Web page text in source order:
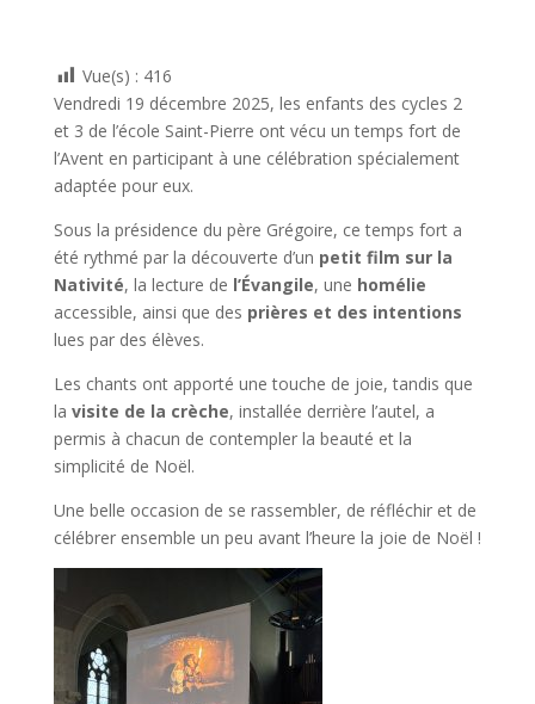
Vue(s) : 416
Vendredi 19 décembre 2025, les enfants des cycles 2
et 3 de l’école Saint-Pierre ont vécu untemps fort de
l’Aventen participant à une célébration spécialement
adaptée pour eux.
Sous la présidence du père Grégoire, ce temps fort a
été rythmé par la découverte d’un petit film sur la
Nativité, la lecture de l’Évangile, une homélie
accessible, ainsi que des prières et des intentions
lues par des élèves.
Les chants ont apporté une touche de joie, tandis que
la visite de la crèche, installée derrière l’autel, a
permis à chacun de contempler la beauté et la
simplicité de Noël.
Une belle occasion de se rassembler, de réfléchir et de
célébrer ensemble un peu avant l’heure la joie de Noël !